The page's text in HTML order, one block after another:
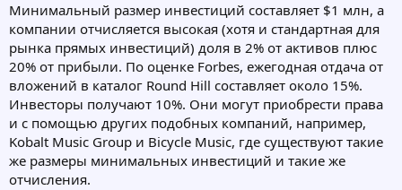
Минимальный размер инвестиций составляет $1 млн, а
компании отчисляется высокая (хотя и стандартная для
рынка прямых инвестиций) доля в 2% от активов плюс
20% от прибыли. По оценке Forbes, ежегодная отдача от
вложений в каталог Round Hill составляет около 15%.
Инвесторы получают 10%. Они могут приобрести права
и с помощью других подобных компаний, например,
Kobalt Music Group и Bicycle Music, где существуют такие
же размеры минимальных инвестиций и такие же
отчисления.